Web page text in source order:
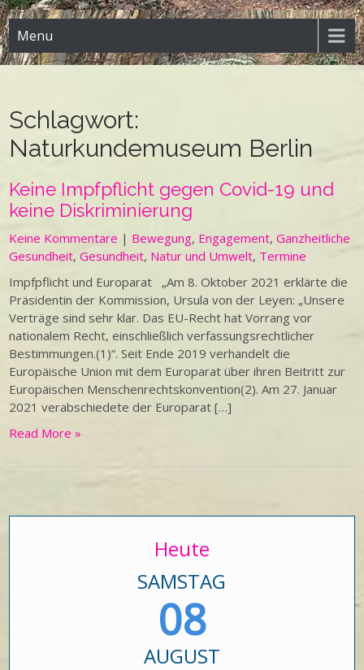
Menu
Schlagwort:
Naturkundemuseum Berlin
Keine Impfpflicht gegen Covid-19 und
keine Diskriminierung
Keine Kommentare | Bewegung, Engagement,Ganzheitliche
Gesundheit,Gesundheit, Natur und Umwelt, Termine
Impfpflicht und Europarat „Am 8. Oktober 2021 erklärte die
Präsidentin der Kommission, Ursula von der Leyen: „Unsere
Verträge sind sehr klar. Das EU-Recht hat Vorrang vor
nationalem Recht, einschließlich verfassungsrechtlicher
Bestimmungen.(1)“. Seit Ende 2019 verhandelt die
Europäische Union mit dem Europarat über ihren Beitritt zur
Europäischen Menschenrechtskonvention(2). Am 27. Januar
2021 verabschiedete der Europarat […]
Read More »
Heute
SAMSTAG
08
AUGUST